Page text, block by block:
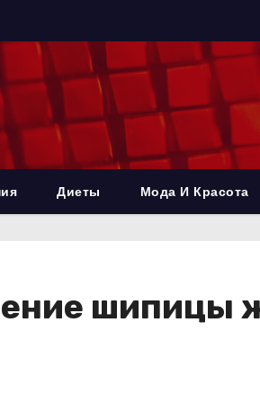
Диеты Мода И Красота
шипицы